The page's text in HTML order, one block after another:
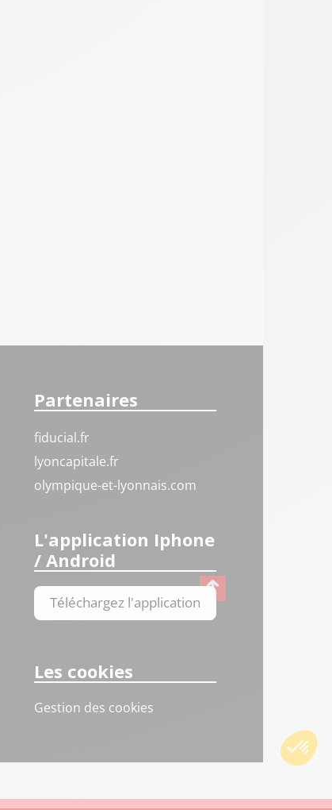
Partenaires
fiducial.fr
lyoncapitale.fr
olympique-et-lyonnais.com
L'application Iphone
/ Android
Téléchargez l'application
Les cookies
Gestion des cookies